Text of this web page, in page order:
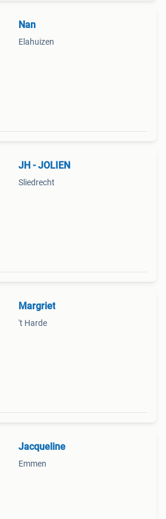
Nan
Elahuizen
JH - JOLIEN
Sliedrecht
Margriet
't Harde
Jacqueline
Emmen